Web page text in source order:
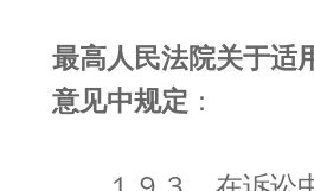
最高人民法院关于适
意见中规定 ：